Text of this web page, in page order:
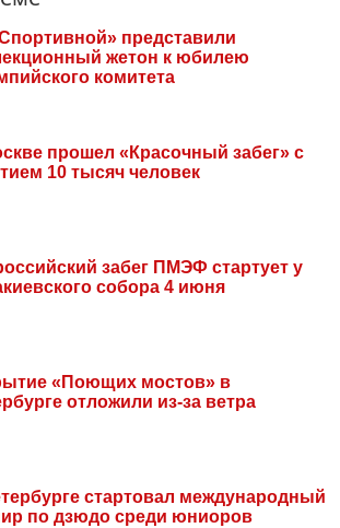
представили
жетон к юбилею
комитета
прошел «Красочный забег» с
10 тысяч человек
забег ПМЭФ стартует у
собора 4 июня
«Поющих мостов» в
отложили из-за ветра
стартовал международный
по дзюдо среди юниоров